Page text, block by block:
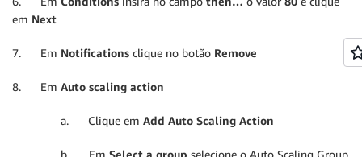
em Next
7. Em Notifications clique no botão Remove
8. Em Auto scaling action
a. Clique em Add Auto Scaling Action
b. Em Select a group selecione o Auto Scaling Group